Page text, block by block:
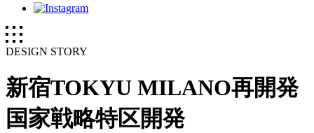
DESIGN STORY
新宿TOKYU MILANO再開発
国家戦略特区開発